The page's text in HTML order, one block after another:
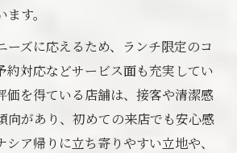
す。
ーズに応えるため、ランチ限定のコ
約対応などサービス面も充実してい
価を得ている店舗は、接客や清潔感
向があり、初めての来店でも安心感
ア帰りに立ち寄りやすい立地や、